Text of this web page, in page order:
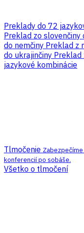
Preklady do 72
Preklad zo slovenčiny
do nemčiny Preklad z
do ukrajinčiny Preklad
jazykové kombinácie
Tlmočenie
konferencií po sobáše.
Všetko o tlmočení